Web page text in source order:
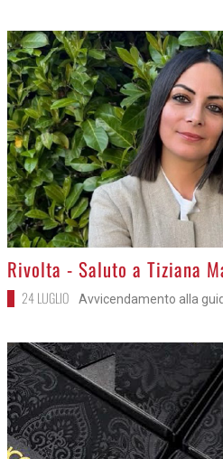
>
Rivolta - Saluto a Tiziana
24 LUGLIO Avvicendamento alla